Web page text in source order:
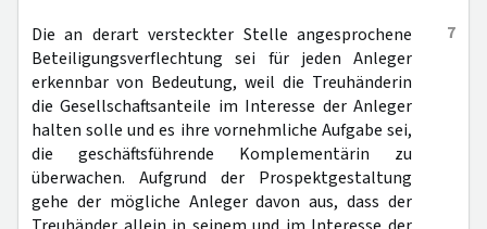
7
Die an derart versteckter Stelle angesprochene
Beteiligungsverflechtung sei für jeden Anleger
erkennbar von Bedeutung, weil die Treuhänderin
die Gesellschaftsanteile im Interesse der Anleger
halten solle und es ihre vornehmliche Aufgabe sei,
die geschäftsführende Komplementärin zu
überwachen. Aufgrund der Prospektgestaltung
gehe der mögliche Anleger davon aus, dass der